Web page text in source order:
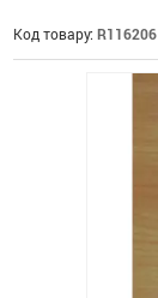
Код товару: R116206